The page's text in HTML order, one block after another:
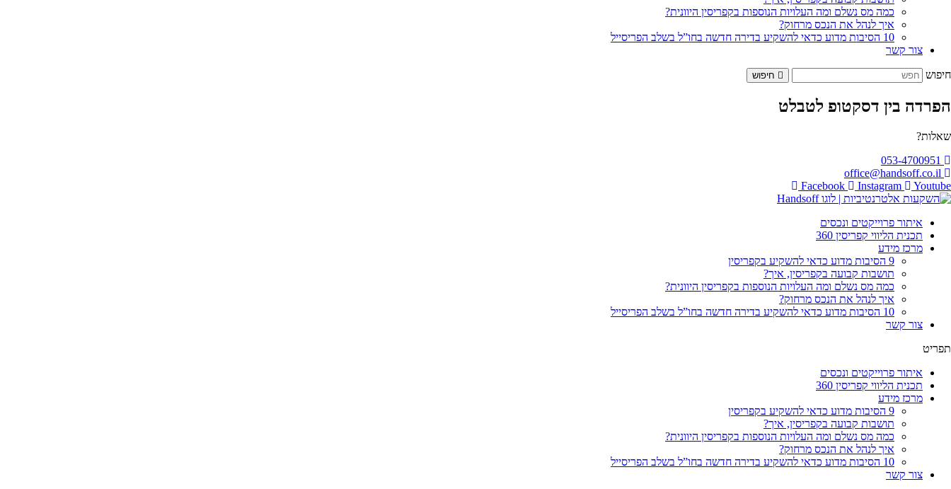
כמה מס נשלם ומה העלויות הנוספות בקפריסין היוונית?
איך לנהל את הנכס מרחוק?
10 הסיבות מדוע כדאי להשקיע בדירה חדשה בחו”ל בשלב הפריסייל
צור קשר
חיפוש חיפוש
הפרדה בין דסקטופ לטבלט
שאלות?
053-4700951
office@handsoff.co.il
Facebook
Instagram Youtube
איתור פרוייקטים ונכסים
תכנית הליווי קפריסין 360
מרכז מידע
9 הסיבות מדוע כדאי להשקיע בקפריסין
תושבות קבועה בקפריסין, איך?
כמה מס נשלם ומה העלויות הנוספות בקפריסין היוונית?
איך לנהל את הנכס מרחוק?
10 הסיבות מדוע כדאי להשקיע בדירה חדשה בחו”ל בשלב הפריסייל
צור קשר
תפריט
איתור פרוייקטים ונכסים
תכנית הליווי קפריסין 360
מרכז מידע
9 הסיבות מדוע כדאי להשקיע בקפריסין
תושבות קבועה בקפריסין, איך?
כמה מס נשלם ומה העלויות הנוספות בקפריסין היוונית?
איך לנהל את הנכס מרחוק?
10 הסיבות מדוע כדאי להשקיע בדירה חדשה בחו”ל בשלב הפריסייל
צור קשר